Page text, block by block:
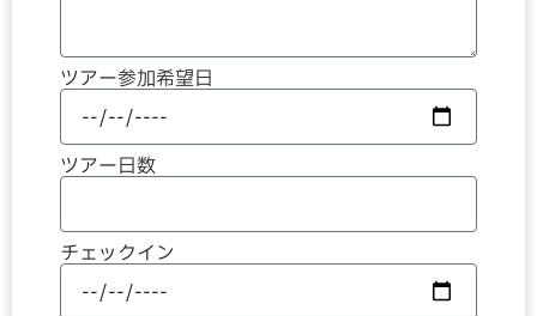
ツアー参加希望日
ツアー日数
チェックイン